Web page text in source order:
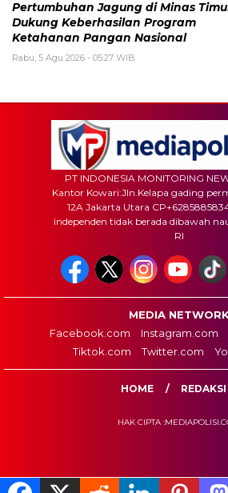
Pertumbuhan Jagung di Minas
Dukung Keberhasilan Program
Ketahanan Pangan Nasional
Rabu, 5 Agu 2026 - 05:27 WIB
PT INDONESIA MONITORING
Kantor Kowari:Jln.Kelapa gading
12A Jakarta Utara
independen tidak berada dibawah
RI
MEDIA
Facebook.com
Instagram.com
Tiktok.com
Twitter.com
HOME REDAKSI
HAK CIPTA